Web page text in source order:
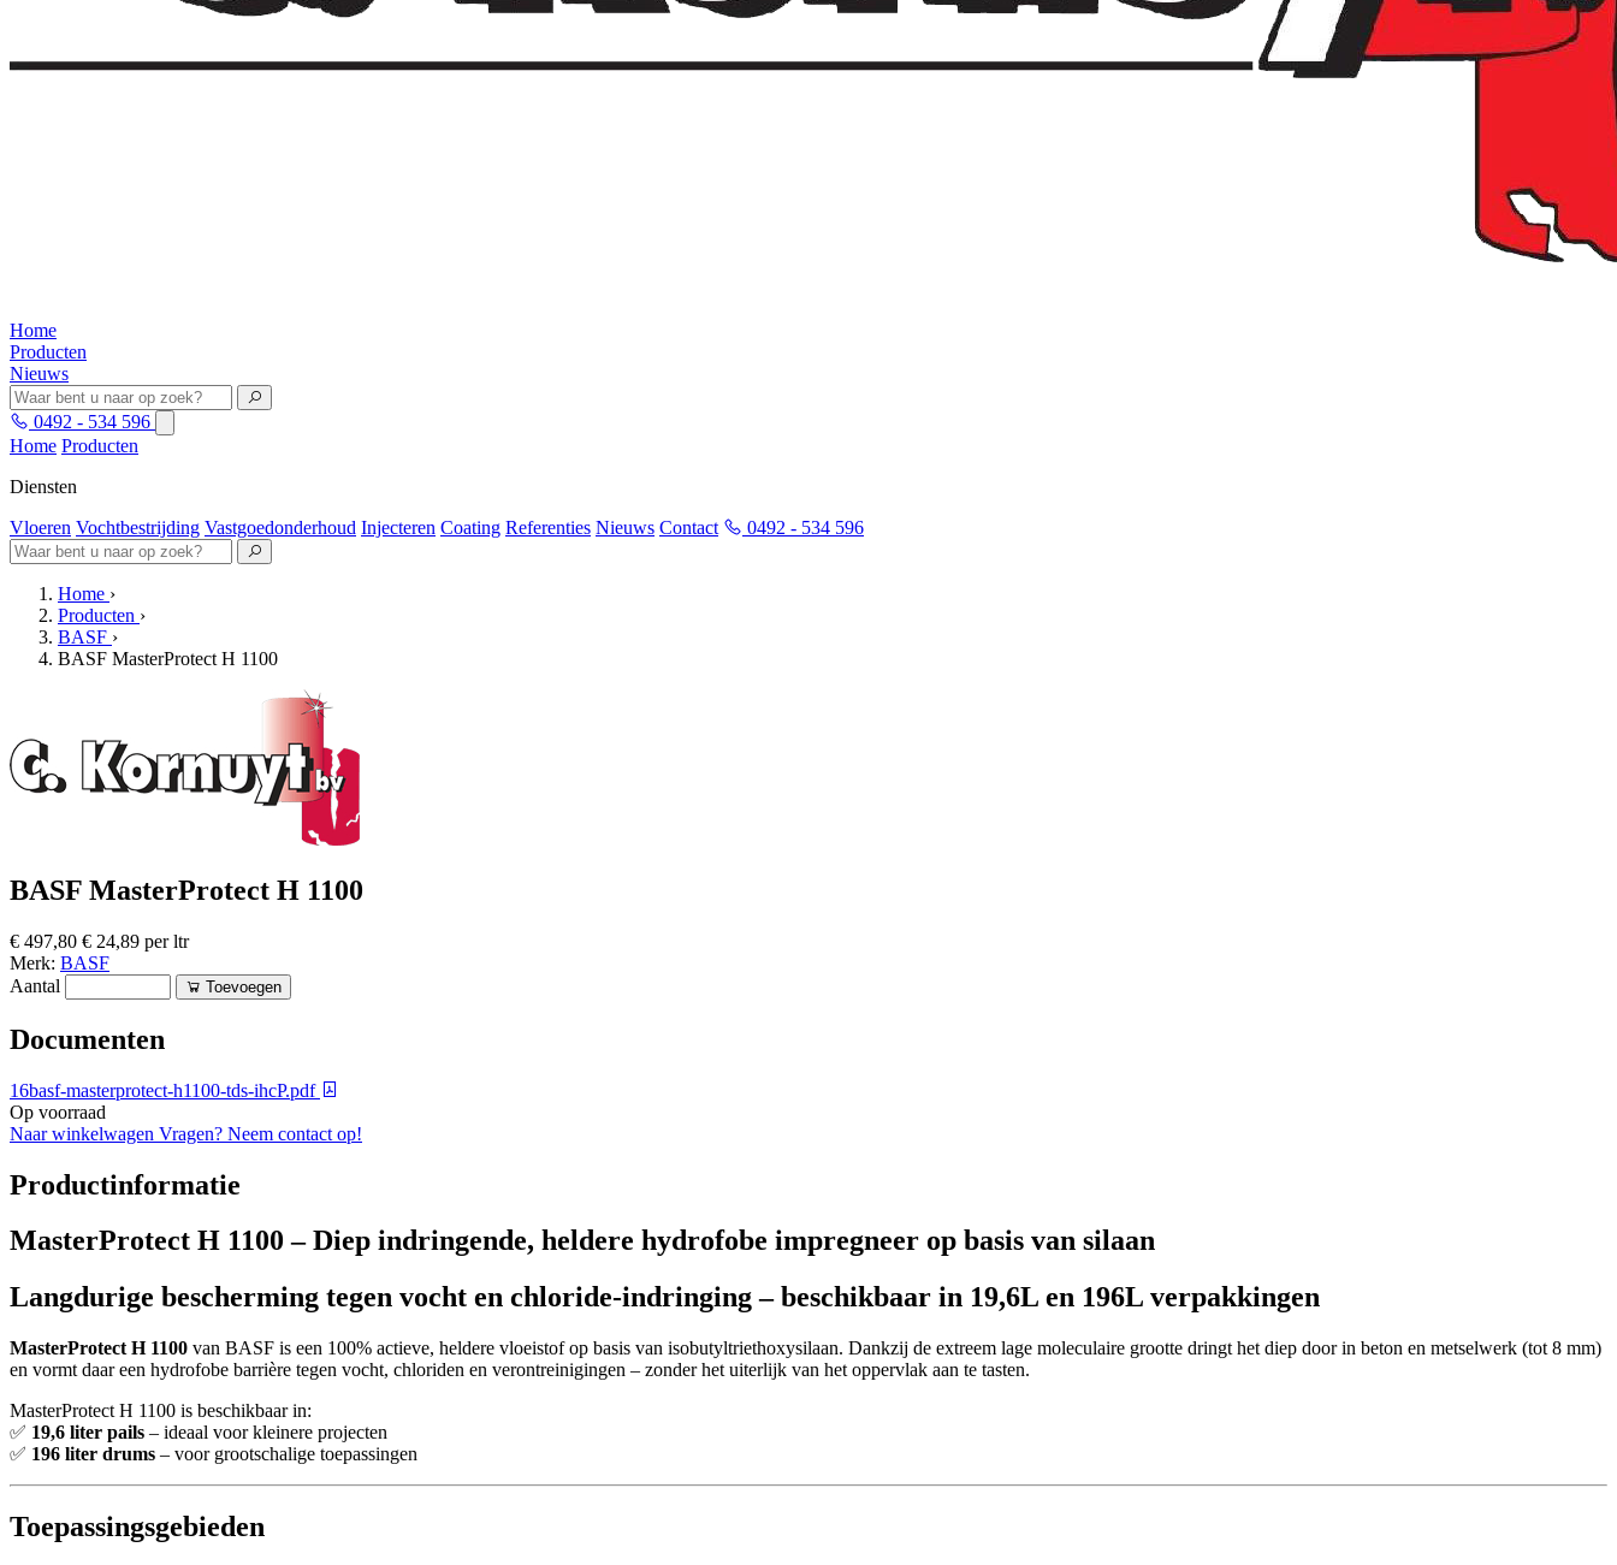
Home
Producten
Nieuws
0492 - 534 596
Home Producten
Diensten
Vloeren Vochtbestrijding Vastgoedonderhoud Injecteren Coating Referenties Nieuws Contact 0492 - 534 596
Home ›
Producten ›
BASF ›
BASF MasterProtect H 1100
BASF MasterProtect H 1100
€ 497,80 € 24,89 per ltr
Merk: BASF
Aantal
Toevoegen
Documenten
16basf-masterprotect-h1100-tds-ihcP.pdf
Op voorraad
Naar winkelwagen Vragen? Neem contact op!
Productinformatie
MasterProtect H 1100 – Diep indringende, heldere hydrofobe impregneer op basis van silaan
Langdurige bescherming tegen vocht en chloride-indringing – beschikbaar in 19,6L en 196L verpakkingen
MasterProtect H 1100 van BASF is een 100% actieve, heldere vloeistof op basis van isobutyltriethoxysilaan. Dankzij de extreem lage moleculaire grootte dringt het diep door in beton en metselwerk (tot 8 mm)
en vormt daar een hydrofobe barrière tegen vocht, chloriden en verontreinigingen – zonder het uiterlijk van het oppervlak aan te tasten.
MasterProtect H 1100 is beschikbaar in:
✅ 19,6 liter pails – ideaal voor kleinere projecten
✅ 196 liter drums – voor grootschalige toepassingen
Toepassingsgebieden